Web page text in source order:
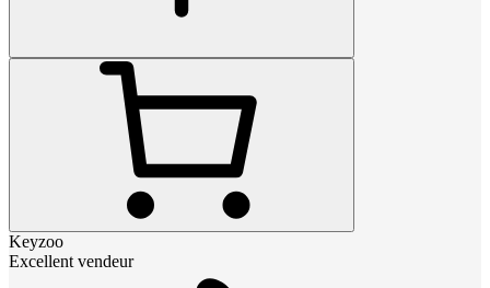
Keyzoo
Excellent vendeur